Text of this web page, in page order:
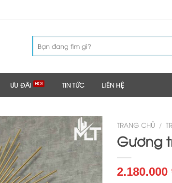
kiếm:
ƯU ĐÃI TIN TỨC LIÊN HỆ
TRANG CHỦ /
Gương
2.180.000